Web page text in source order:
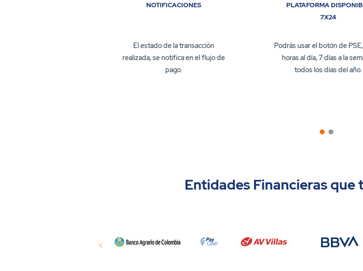
NOTIFICACIONES
El estado de la transacción
realizada, se notifica en el flujo de
pago.
PLATAFORMA
7X24
Podrás usar el botón de
horas al día, 7 días a la
todos los días del año.
Entidades Financieras que